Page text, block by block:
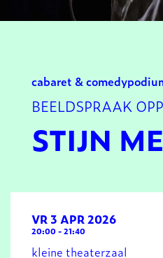
cabaret & comedy
BEELDSPRAAK
STIJN
VR 3 APR 2026
20:00 -21:40
kleine theaterzaal